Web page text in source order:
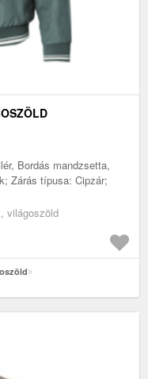
Bordás mandzsetta,
Zárás típusa: Cipzár;
világoszöld